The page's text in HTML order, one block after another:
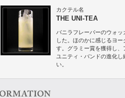
カクテル名
THE UNI-TEA
バニラフレーバーのウォ
した。ほのかに感じるヨ
す。グラミー賞を獲得し
ユニティ・バンドの進化
い。